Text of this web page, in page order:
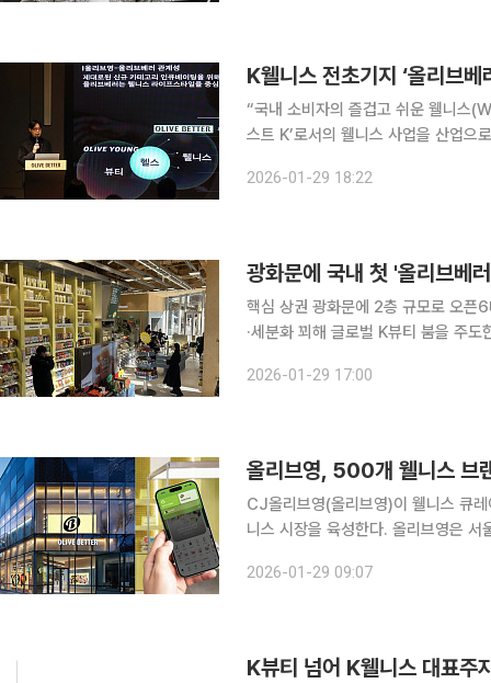
K웰니스 전초기지 ‘올리브베
“국내 소비자의 즐겁고 쉬운 웰니스
스트 K’로서의 웰니스 사업을 산업으로 같이 발전시키겠
브영(올리브영) 웰니스 큐레이팅 플랫
2026-01-29 18:22
핵심 상권 광화문에 2층 규모로 오픈
·세분화 꾀해 글로벌 K뷰티 붐을 주도한 CJ올리브영(올리브영)이 ‘올리브베러’를 통해 K웰니스 시
이는 별도 플랫폼이다. 올리브영이 그
2026-01-29 17:00
올리브영, 500개 웰니스 브
CJ올리브영(올리브영)이 웰니스 큐
니스 시장을 육성한다. 올리브영은 서울 중구 광화문 디타워에 올리브베러의 첫 오프라인 매장 ‘올
올리브영이 키워 온 헬스 카테고리를
2026-01-29 09:07
K뷰티 넘어 K웰니스 대표주